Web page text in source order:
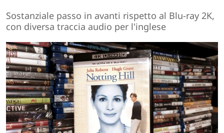
Sostanziale passo in avanti rispetto al Blu-ray 2K,
con diversa traccia audio per l'inglese